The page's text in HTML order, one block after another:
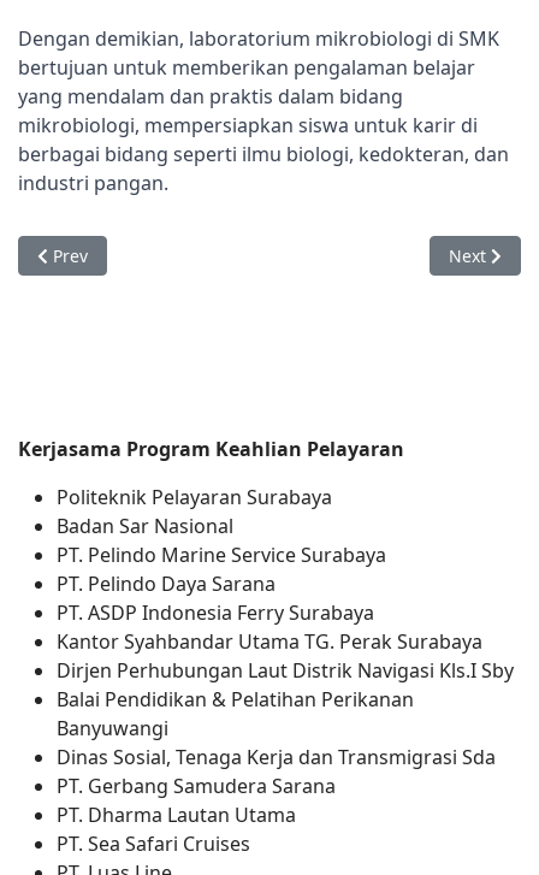
Dengan demikian, laboratorium mikrobiologi di SMK
bertujuan untuk memberikan pengalaman belajar
yang mendalam dan praktis dalam bidang
mikrobiologi, mempersiapkan siswa untuk karir di
berbagai bidang seperti ilmu biologi, kedokteran, dan
industri pangan.
Previous article: Laboratorium Ilmu Resep
Prev Next
Next
Kerjasama Program Keahlian Pelayaran
Politeknik Pelayaran Surabaya
Badan Sar Nasional
PT. Pelindo Marine Service Surabaya
PT. Pelindo Daya Sarana
PT. ASDP Indonesia Ferry Surabaya
Kantor Syahbandar Utama TG. Perak Surabaya
Dirjen Perhubungan Laut Distrik Navigasi Kls.I Sby
Balai Pendidikan & Pelatihan Perikanan
Banyuwangi
Dinas Sosial, Tenaga Kerja dan Transmigrasi Sda
PT. Gerbang Samudera Sarana
PT. Dharma Lautan Utama
PT. Sea Safari Cruises